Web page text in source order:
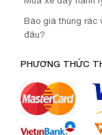
Báo giá thùng rác
đâu?
PHƯƠNG THỨC